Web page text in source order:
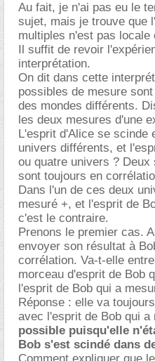
Au fait, je n'ai pas eu le
sujet, mais je trouve que
multiples n'est pas
Il suffit de revoir
interprétation.
On dit dans cette
possibles de mesure
des mondes différents.
les deux mesures d'une
L'esprit d'Alice se scinde
univers différents, et
ou quatre univers ?
sont toujours en
Dans l'un de ces deux
mesuré +, et l'esprit de
c'est le contraire.
Prenons le premier cas.
envoyer son résultat à
corrélation. Va-t-elle
morceau d'esprit de Bob
l'esprit de Bob qui a
Réponse : elle va
avec l'esprit de Bob qui a
possible puisqu'elle
Bob s'est scindé dans